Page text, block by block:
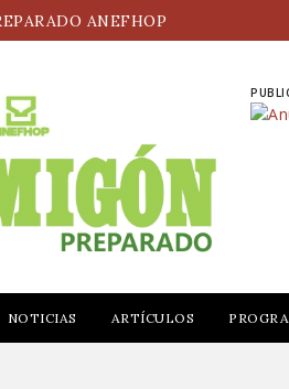
ANEFHOP
NOTICIAS ARTÍCULOS